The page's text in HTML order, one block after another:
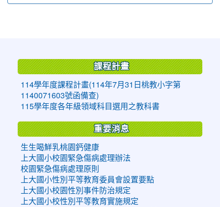
課程計畫
114學年度課程計畫(114年7月31日桃教小字第
1140071603號函備查)
115學年度各年級領域科目選用之教科書
重要消息
生生喝鮮乳桃園鈣健康
上大國小校園緊急傷病處理辦法
校園緊急傷病處理原則
上大國小性別平等教育委員會設置要點
上大國小校園性別事件防治規定
上大國小校性別平等教育實施規定